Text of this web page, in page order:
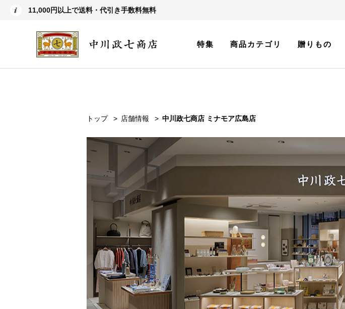
11,000円以上で送料・代引き手数料無料
特集 商品カテゴリ 贈りもの
トップ 店舗情報 中川政七商店 ミナモア広島店